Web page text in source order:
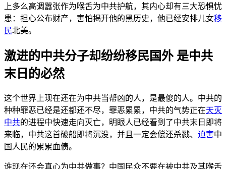
上多么高调嚣张作为喉舌为中共护航，其内心却有三大恐惧忧
患：担心公布财产，害怕揭开他的黑历史，他已经安排儿女移
民北美。
激进的中共分子却纷纷移民国外 是中共
末日的必然
这个世界上现在还在为中共当帮凶的人，是最傻的人。中共的
种种罪恶已经是还都还不尽，罪恶累累，中共的气势正在天灭
中共的进程中快速走向灭亡，明眼人已经看到了中共末日即将
来临，中共这首破船即将沉没，并且一定会偿还杀戮、 迫害中
国人民的累累血债。
谁现在还会真心为中共做事？中国民众不要在被中共及其喉舌